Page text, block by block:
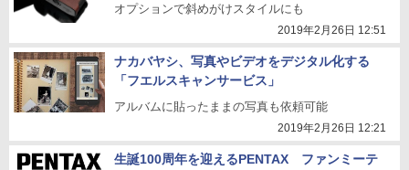
オプションで斜めがけスタイルにも
2019年2月26日 12:51
ナカバヤシ、写真やビデオをデジタル化する
「フエルスキャンサービス」
アルバムに貼ったままの写真も依頼可能
2019年2月26日 12:21
生誕100周年を迎えるPENTAX ファンミーテ